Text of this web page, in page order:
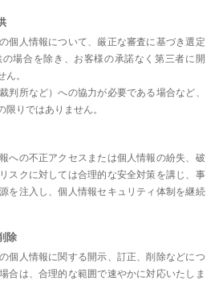
個人情報について、厳正な審査に基づき選定
場合を除き、お客様の承諾なく第三者に開
。
判所など）への協力が必要である場合など、
りではありません。
への不正アクセスまたは個人情報の紛失、破
スクに対しては合理的な安全対策を講じ、事
を注入し、個人情報セキュリティ体制を継続
除
個人情報に関する開示、訂正、削除などにつ
合は、合理的な範囲で速やかに対応いたしま